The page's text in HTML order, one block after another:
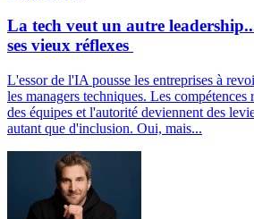
La tech veut un autre
ses vieux réflexes
L'essor de l'IA pousse les entreprises à
les managers techniques. Les
des équipes et l'autorité deviennent des
autant que d'inclusion. Oui, mais...